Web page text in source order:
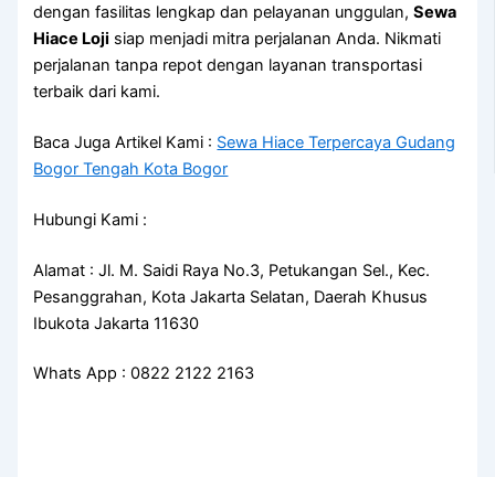
dengan fasilitas lengkap dan pelayanan unggulan,Sewa
Hiace Loji siap menjadi mitra perjalanan Anda. Nikmati
perjalanan tanpa repot dengan layanan transportasi
terbaik dari kami.
Baca Juga Artikel Kami : Sewa Hiace Terpercaya Gudang
Bogor Tengah Kota Bogor
Hubungi Kami :
Alamat : Jl. M. Saidi Raya No.3, Petukangan Sel., Kec.
Pesanggrahan, Kota Jakarta Selatan, Daerah Khusus
Ibukota Jakarta 11630
Whats App : 0822 2122 2163